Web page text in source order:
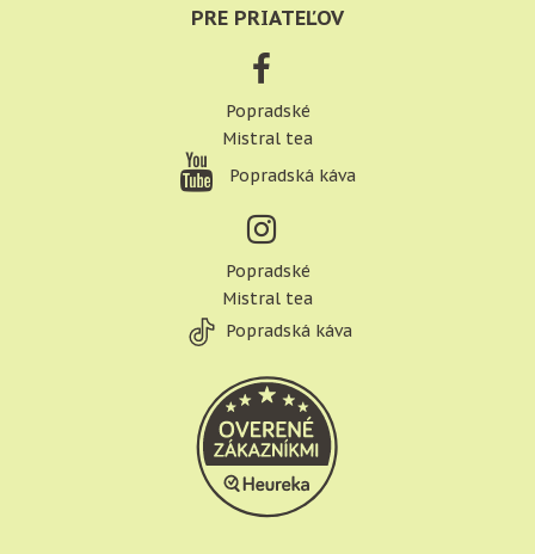
PRE PRIATEĽOV
Popradské
Mistral tea
Popradská káva
Popradské
Mistral tea
Popradská káva